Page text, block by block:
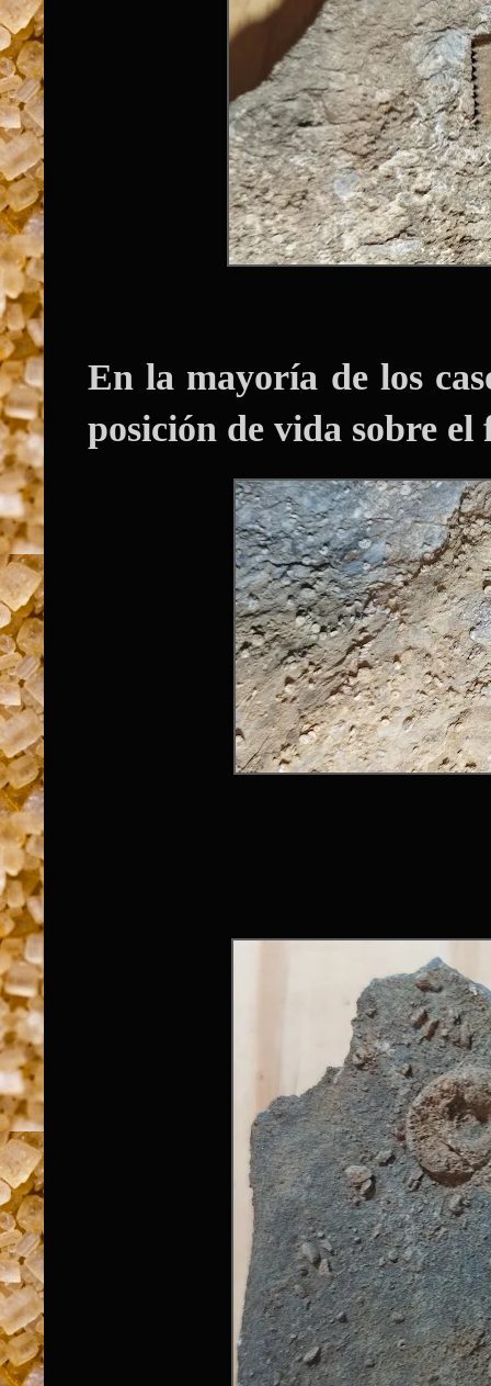
En la mayoría de los
posición de vida sobre